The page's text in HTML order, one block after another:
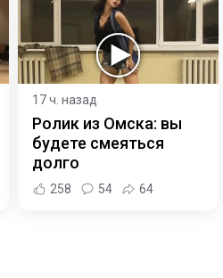
17 ч. назад
Ролик из Омска: вы
будете смеяться
долго
258 54 64